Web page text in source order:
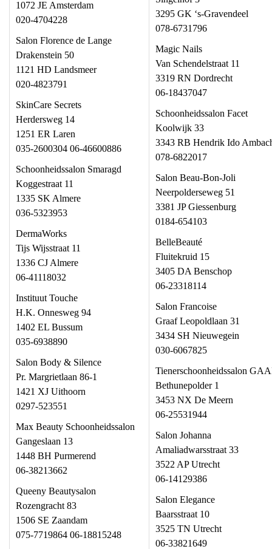
1072 JE Amsterdam
020-4704228
Salon Florence de Lange
Drakenstein 50
1121 HD Landsmeer
020-4823791
SkinCare Secrets
Herdersweg 14
1251 ER Laren
035-2600304 06-46600886
Schoonheidssalon Smaragd
Koggestraat 11
1335 SK Almere
036-5323953
DermaWorks
Tijs Wijsstraat 11
1336 CJ Almere
06-41118032
Instituut Touche
H.K. Onnesweg 94
1402 EL Bussum
035-6938890
Salon Body & Silence
Pr. Margrietlaan 86-1
1421 XJ Uithoorn
0297-523551
Max Beauty Schoonheidssalon
Gangeslaan 13
1448 BH Purmerend
06-38213662
Queeny Beautysalon
Rozengracht 83
1506 SE Zaandam
075-7719864 06-18815248
3295 GK ‘s-Gravendeel
078-6731796
Magic Nails
Van Schendelstraat 11
3319 RN Dordrecht
06-18437047
Schoonheidssalon Facet
Koolwijk 33
3343 RB Hendrik Ido
078-6822017
Salon Beau-Bon-Joli
Neerpolderseweg 51
3381 JP Giessenburg
0184-654103
BelleBeauté
Fluitekruid 15
3405 DA Benschop
06-23318114
Salon Francoise
Graaf Leopoldlaan 31
3434 SH Nieuwegein
030-6067825
Tienerschoonheidssalon
Bethunepolder 1
3453 NX De Meern
06-25531944
Salon Johanna
Amaliadwarsstraat 33
3522 AP Utrecht
06-14129386
Salon Elegance
Baarsstraat 10
3525 TN Utrecht
06-33821649